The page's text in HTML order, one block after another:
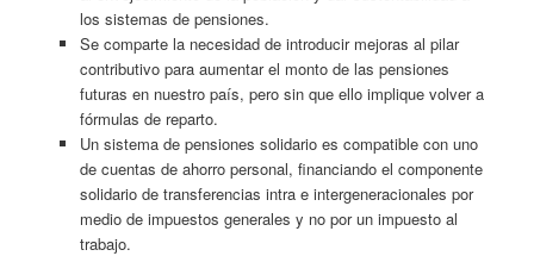
los sistemas de pensiones.
Se comparte la necesidad de introducir mejoras al pilar
contributivo para aumentar el monto de las pensiones
futuras en nuestro país, pero sin que ello implique volver a
fórmulas de reparto.
Un sistema de pensiones solidario es compatible con uno
de cuentas de ahorro personal, financiando el componente
solidario de transferencias intra e intergeneracionales por
medio de impuestos generales y no por un impuesto al
trabajo.